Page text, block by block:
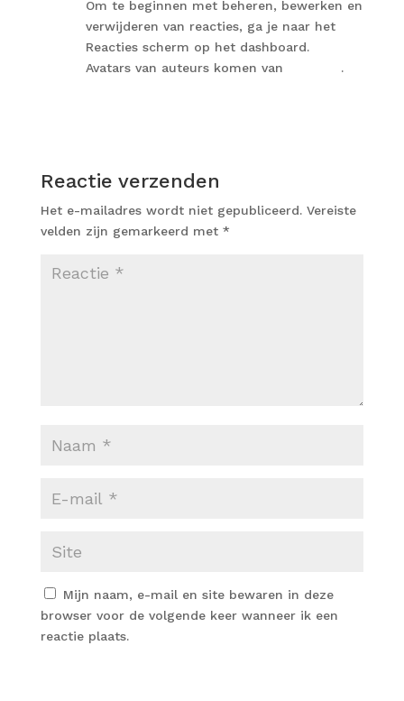
Om te beginnen met beheren, bewerken en
verwijderen van reacties, ga je naar het
Reacties scherm op het dashboard.
Avatars van auteurs komen van
.
Reactie verzenden
Het e-mailadres wordt niet gepubliceerd. Vereiste
velden zijn gemarkeerd met *
Mijn naam, e-mail en site bewaren in deze
browser voor de volgende keer wanneer ik een
reactie plaats.